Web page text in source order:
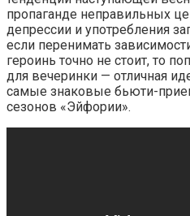
пропаганде неправильных
депрессии и употребления
если перенимать
героинь точно не стоит, то
для вечеринки — отличная
самые знаковые бьюти-
сезонов «Эйфории».